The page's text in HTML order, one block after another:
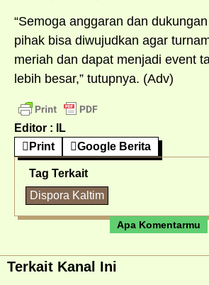
“Semoga anggaran dan
pihak bisa diwujudkan agar
meriah dan dapat menjadi event
lebih besar,” tutupnya. (Adv)
Editor : IL
Print
Google Berita
Tag Terkait
Dispora Kaltim
Apa Komentarmu
Terkait Kanal Ini